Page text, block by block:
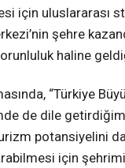
için uluslararası
şehre
haline
“Türkiye
de dile getirdiğim
potansiyelini
için